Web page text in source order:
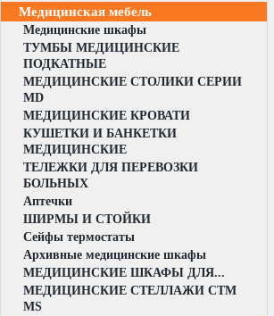
Медицинская мебель
Медицинские шкафы
ТУМБЫ МЕДИЦИНСКИЕ
ПОДКАТНЫЕ
МЕДИЦИНСКИЕ СТОЛИКИ СЕРИИ
MD
МЕДИЦИНСКИЕ КРОВАТИ
КУШЕТКИ И БАНКЕТКИ
МЕДИЦИНСКИЕ
ТЕЛЕЖКИ ДЛЯ ПЕРЕВОЗКИ
БОЛЬНЫХ
Аптечки
ШИРМЫ И СТОЙКИ
Сейфы термостаты
Архивные медицинские шкафы
МЕДИЦИНСКИЕ ШКАФЫ ДЛЯ...
МЕДИЦИНСКИЕ СТЕЛЛАЖИ CTM
MS